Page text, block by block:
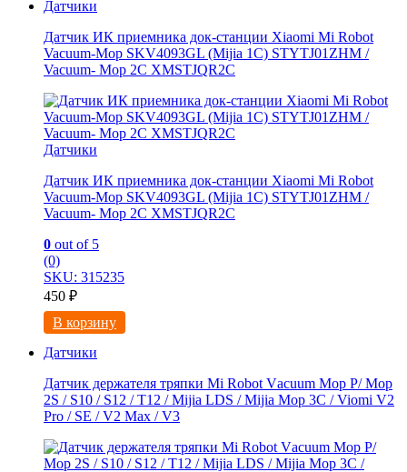
Датчики
Датчик ИК приемника док-станции Xiaomi Mi Robot
Vacuum-Mop SKV4093GL (Mijia 1C) STYTJ01ZHM /
Vacuum- Mop 2C XMSTJQR2C
Датчики
Датчик ИК приемника док-станции Xiaomi Mi Robot
Vacuum-Mop SKV4093GL (Mijia 1C) STYTJ01ZHM /
Vacuum- Mop 2C XMSTJQR2C
0 out of 5
(0)
SKU: 315235
450 ₽
В корзину
Датчики
Датчик держателя тряпки Мi Rоbot Vаcuum Мop P/ Mop
2S / S10 / S12 / T12 / Мijiа LDS / Мijiа Moр 3C / Viomi V2
Prо / SЕ / V2 Max / V3